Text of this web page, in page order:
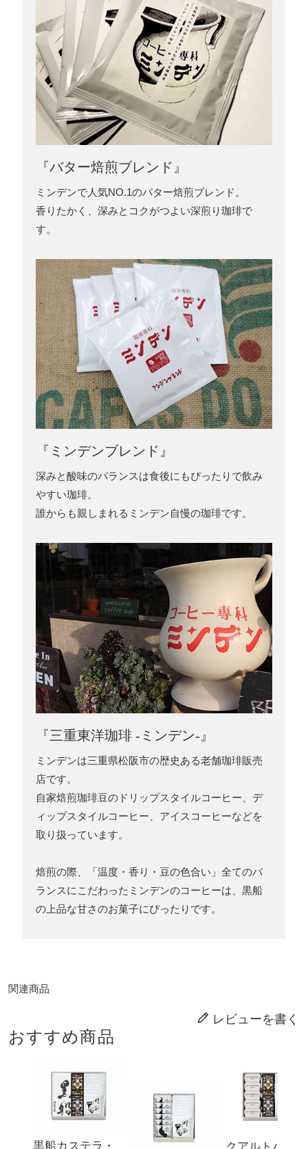
『バター焙煎ブレンド』
ミンデンで人気NO.1のバター焙煎ブレンド。
香りたかく、深みとコクがつよい深煎り珈琲で
す。
『ミンデンブレンド』
深みと酸味のバランスは食後にもぴったりで飲み
やすい珈琲。
誰からも親しまれるミンデン自慢の珈琲です。
『三重東洋珈琲 -ミンデン-』
ミンデンは三重県松阪市の歴史ある老舗珈琲販売
店です。
自家焙煎珈琲豆のドリップスタイルコーヒー、デ
ィップスタイルコーヒー、アイスコーヒーなどを
取り扱っています。
焙煎の際、「温度・香り・豆の色合い」全てのバ
ランスにこだわったミンデンのコーヒーは、黒船
の上品な甘さのお菓子にぴったりです。
関連商品
レビューを書く
おすすめ商品
黒船カステラ・